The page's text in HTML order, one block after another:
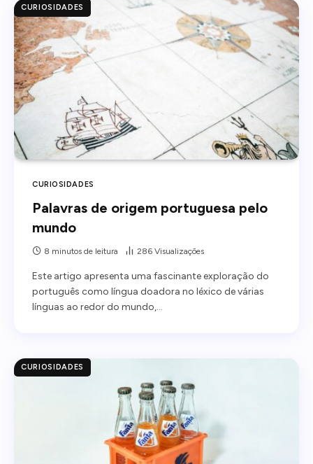
CURIOSIDADES
CURIOSIDADES
Palavras de origem portuguesa pelo
mundo
8 minutos de leitura 286 Visualizações
Este artigo apresenta uma fascinante exploração do
português como língua doadora no léxico de várias
línguas ao redor do mundo,…
CURIOSIDADES